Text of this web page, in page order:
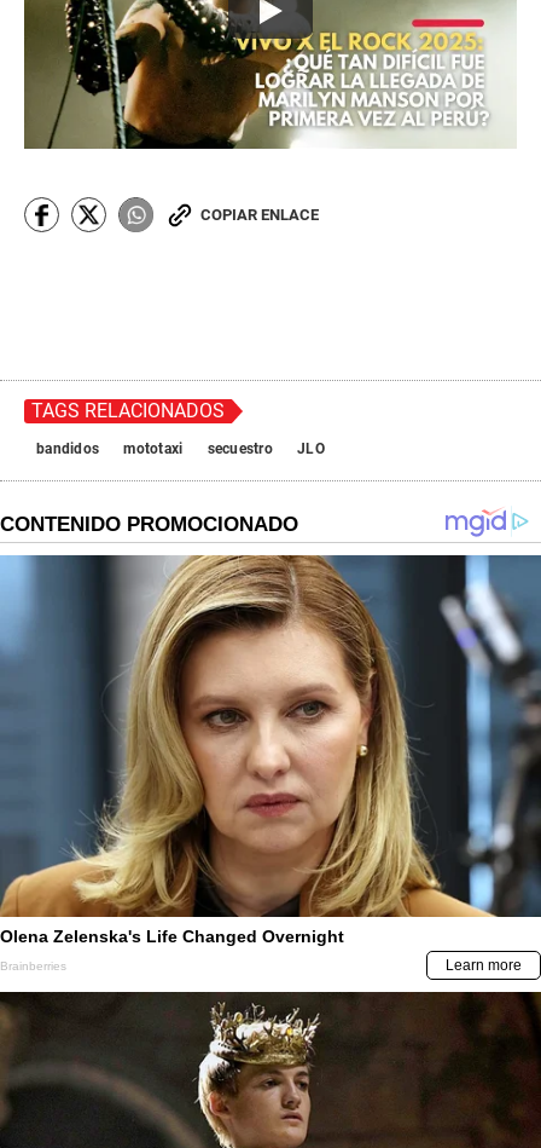
COPIAR ENLACE
TAGS RELACIONADOS
bandidos mototaxi secuestro JLO